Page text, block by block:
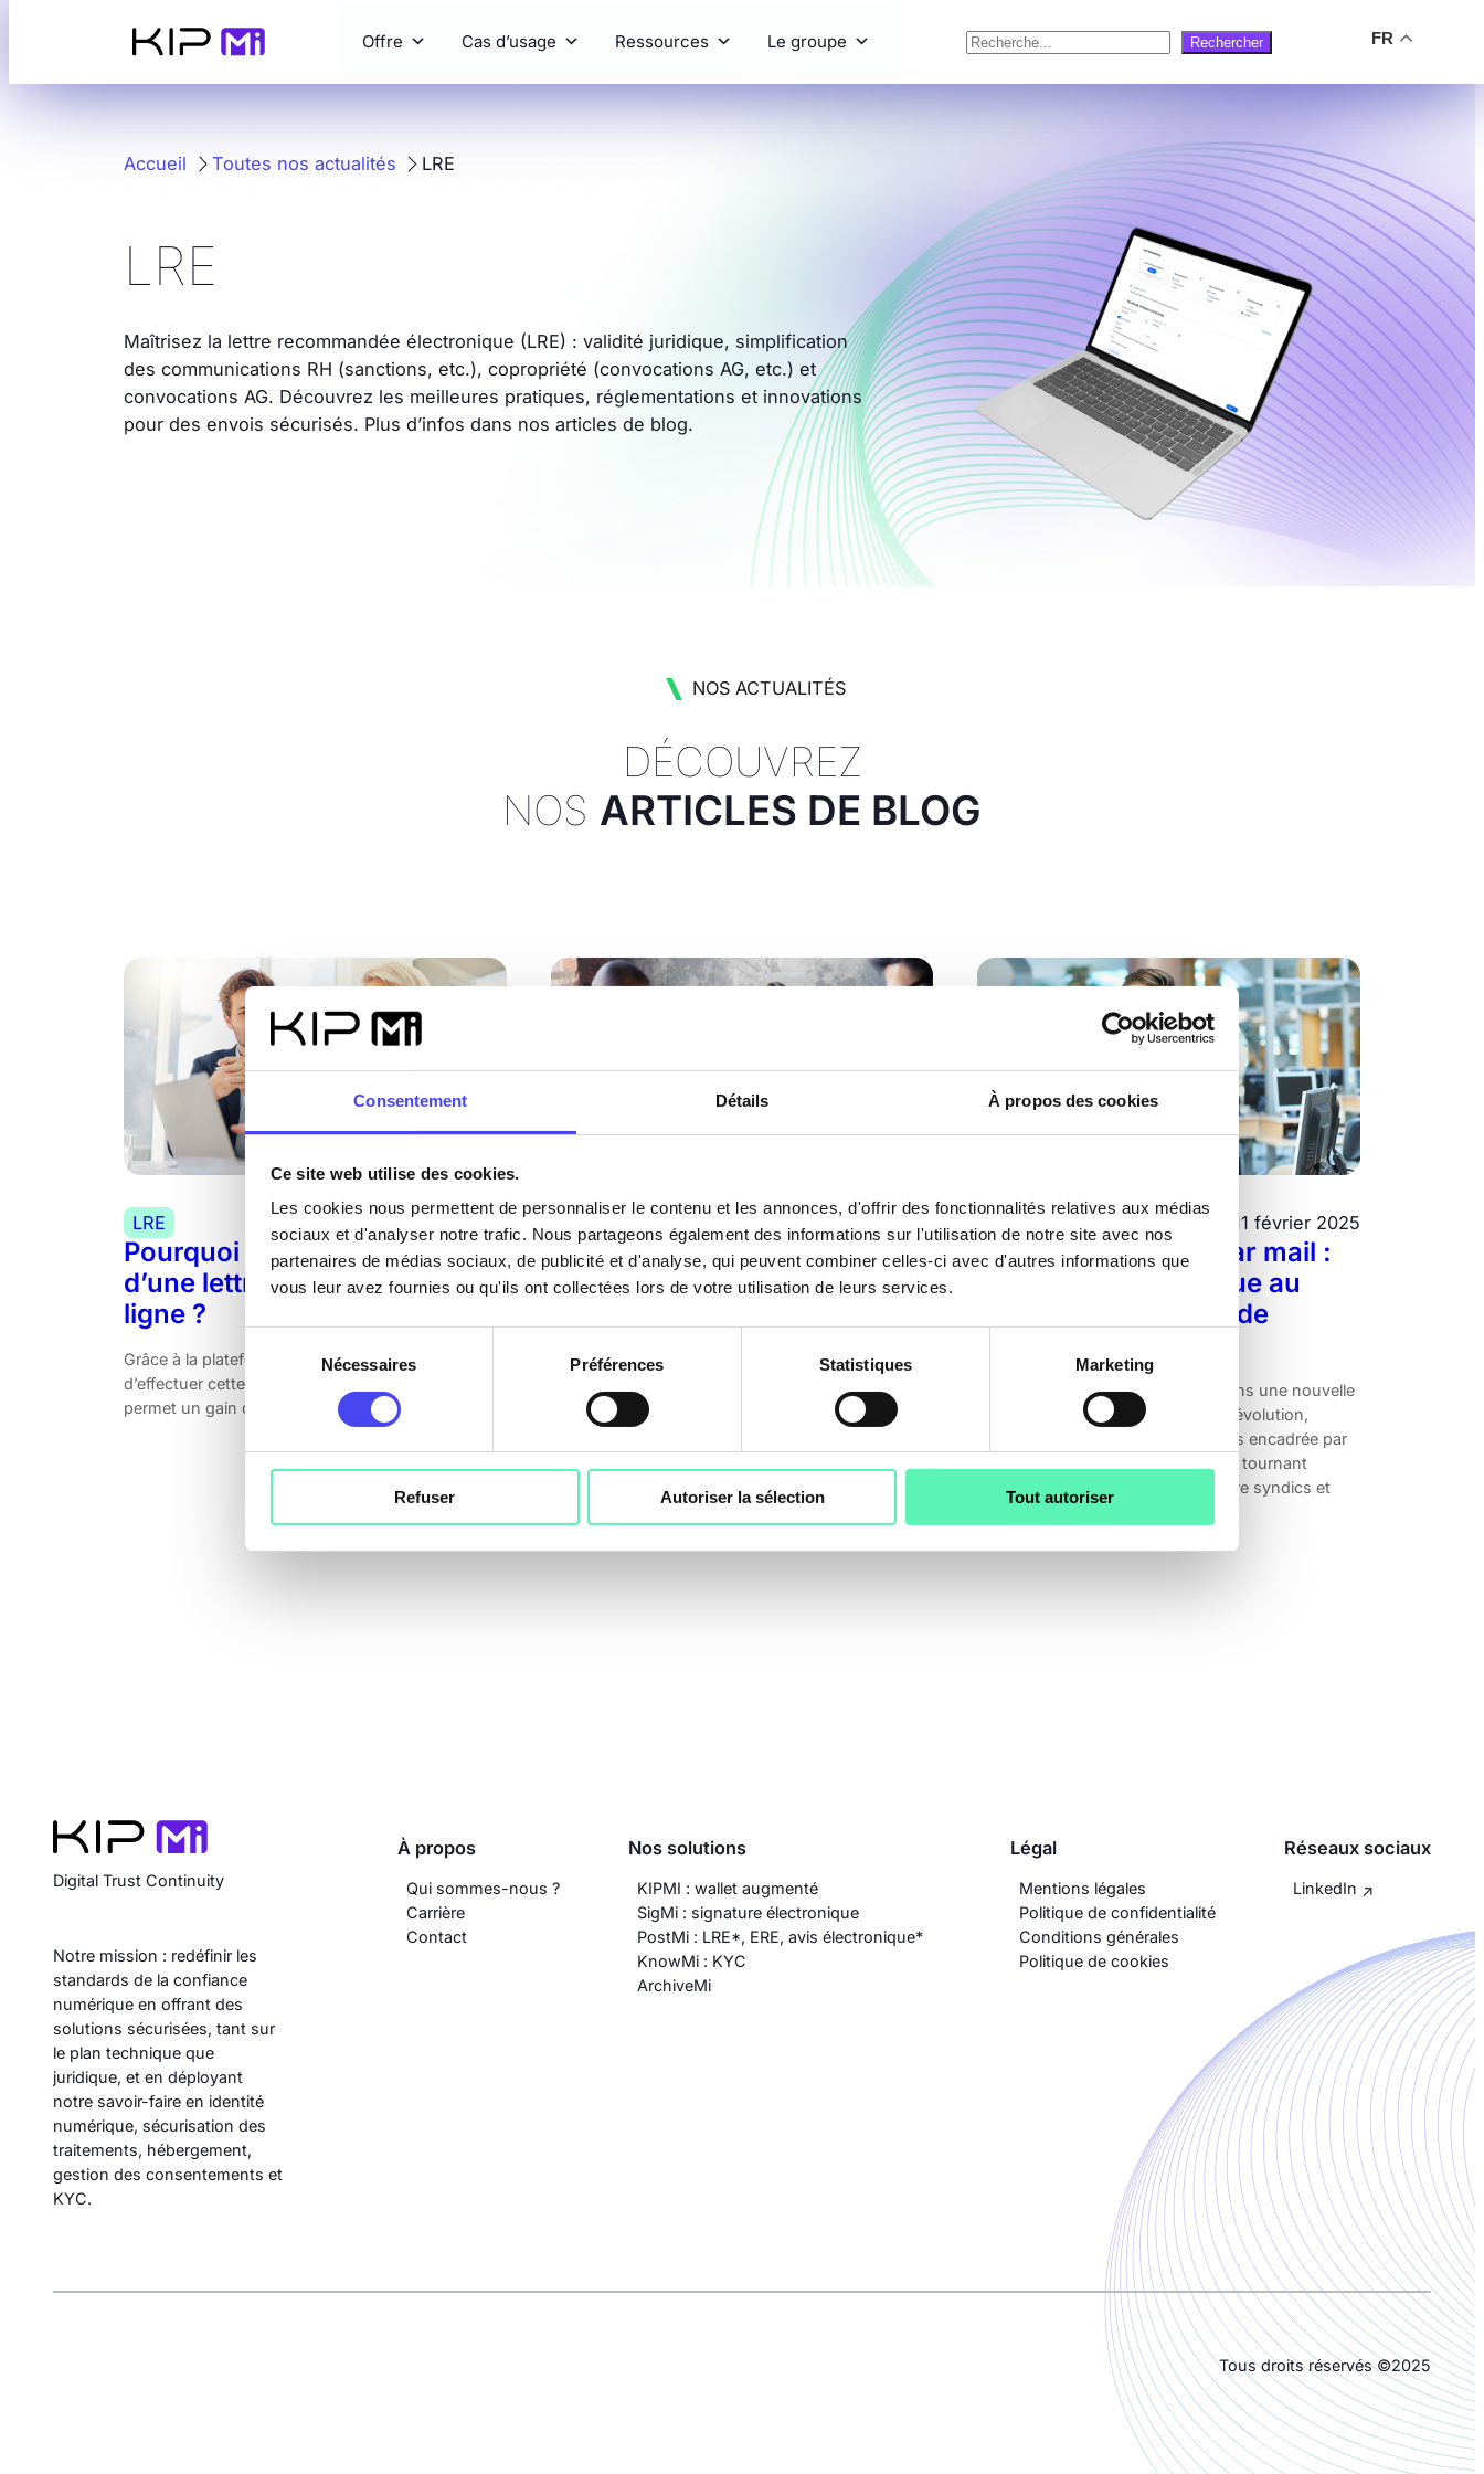
Consentement Détails À propos des cookies
Ce site web utilise des cookies.
Les cookies nous permettent de personnaliser le contenu et les annonces, d'offrir des fonctionnalités relatives aux médias
sociaux et d'analyser notre trafic. Nous partageons également des informations sur l'utilisation de notre site avec nos
partenaires de médias sociaux, de publicité et d'analyse, qui peuvent combiner celles-ci avec d'autres informations que
vous leur avez fournies ou qu'ils ont collectées lors de votre utilisation de leurs services.
du
consentement
Nécessaires Préférences Statistiques Marketing
Refuser Autoriser la sélection Tout autoriser
Offre Cas d’usage Ressources Le groupe Rechercher FR
Accueil Toutes nos actualités LRE
LRE
Maîtrisez la lettre recommandée électronique (LRE) : validité juridique, simplification
des communications RH (sanctions, etc.), copropriété (convocations AG, etc.) et
convocations AG. Découvrez les meilleures pratiques, réglementations et innovations
pour des envois sécurisés. Plus d’infos dans nos articles de blog.
NOS ACTUALITÉS
DÉCOUVREZ
NOS ARTICLES DE BLOG
LRE 11 février 2025
Pourquoi opter pour l’envoi
d’une lettre recommandée en
ligne ?
Grâce à la plateforme numérique, il est possible
d’effectuer cette transaction en ligne, ce qui
permet un gain de temps considérable
11 février 2025
Avis électronique : un
nouveau mode de
L’avis électronique a été fixé par le décret n° 2020-
834 qui est entré en vigueur début juillet 2020.
11 février 2025
Convocation d’AG par mail :
L’évolution numérique au
service des syndics de
La gestion de copropriété entre dans une nouvelle
ère, celle de la digitalisation. Cette évolution,
longtemps attendue, est désormais encadrée par
un cadre légal précis, marquant un tournant
décisif dans la communication entre syndics et
Digital Trust Continuity
Notre mission : redéfinir les
standards de la confiance
numérique en offrant des
solutions sécurisées, tant sur
le plan technique que
juridique, et en déployant
notre savoir-faire en identité
numérique, sécurisation des
traitements, hébergement,
gestion des consentements et
KYC.
À propos
Qui sommes-nous ?
Carrière
Contact
Nos solutions
KIPMI : wallet augmenté
SigMi : signature électronique
PostMi : LRE*, ERE, avis électronique*
KnowMi : KYC
ArchiveMi
Légal
Mentions légales
Politique de confidentialité
Conditions générales
Politique de cookies
Réseaux sociaux
LinkedIn
Tous droits réservés ©2025